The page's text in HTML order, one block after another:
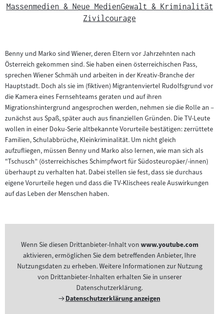
Massenmedien & Neue MedienGewalt & Kriminalität
Zivilcourage
Benny und Marko sind Wiener, deren Eltern vor Jahrzehnten nach
Österreich gekommen sind. Sie haben einen österreichischen Pass,
sprechen Wiener Schmäh und arbeiten in der Kreativ-Branche der
Hauptstadt. Doch als sie im (fiktiven) Migrantenviertel Rudolfsgrund vor
die Kamera eines Fernsehteams geraten und auf ihren
Migrationshintergrund angesprochen werden, nehmen sie die Rolle an –
zunächst aus Spaß, später auch aus finanziellen Gründen. Die TV-Leute
wollen in einer Doku-Serie altbekannte Vorurteile bestätigen: zerrüttete
Familien, Schulabbrüche, Kleinkriminalität. Um nicht gleich
aufzufliegen, müssen Benny und Marko also lernen, wie man sich als
"Tschusch" (österreichisches Schimpfwort für Südosteuropäer/-innen)
überhaupt zu verhalten hat. Dabei stellen sie fest, dass sie durchaus
eigene Vorurteile hegen und dass die TV-Klischees reale Auswirkungen
auf das Leben der Menschen haben.
Wenn Sie diesen Drittanbieter-Inhalt von www.youtube.com
aktivieren, ermöglichen Sie dem betreffenden Anbieter, Ihre
Nutzungsdaten zu erheben. Weitere Informationen zur Nutzung
von Drittanbieter-Inhalten erhalten Sie in unserer
Datenschutzerklärung.
Externer
Datenschutzerklärung anzeigen